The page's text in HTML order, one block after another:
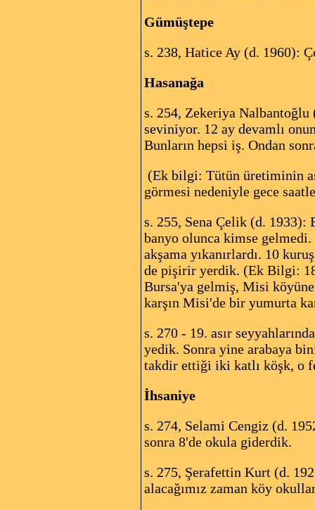
Gümüştepe
s. 238, Hatice Ay (d. 1960):
Hasanağa
s. 254, Zekeriya
seviniyor. 12 ay devamlı
Bunların hepsi iş. Ondan
(Ek bilgi: Tütün üretiminin
görmesi nedeniyle gece
s. 255, Sena Çelik (d. 1933):
banyo olunca kimse
akşama yıkanırlardı. 10
de pişirir yerdik. (Ek Bilgi:
Bursa'ya gelmiş, Misi köyüne
karşın Misi'de bir yumurta
s. 270 - 19. asır seyyahlarında
yedik. Sonra yine arabaya
takdir ettiği iki katlı köşk, o
İhsaniye
s. 274, Selami Cengiz (d.
sonra 8'de okula giderdik.
s. 275, Şerafettin Kurt (d.
alacağımız zaman köy